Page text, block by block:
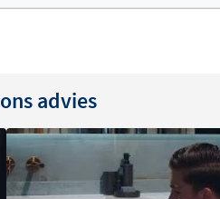
ons advies